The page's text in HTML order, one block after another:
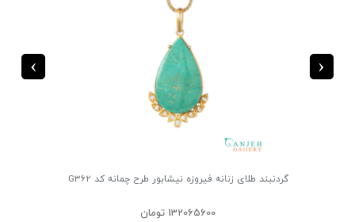
گردنبند طلای زنانه فیروزه نیشابور طرح چمانه کد G362
132065600 تومان
‹
›